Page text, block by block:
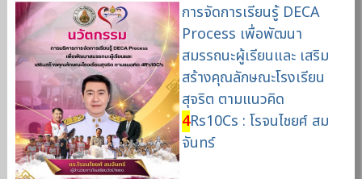
การจัดการเรียนรู้ DECA
Process เพื่อพัฒนา
สมรรถนะผู้เรียนและ เสริม
สร้างคุณลักษณะโรงเรียน
สุจริต ตามแนวคิด
4Rs10Cs : โรจนไชยศ์ สม
จันทร์